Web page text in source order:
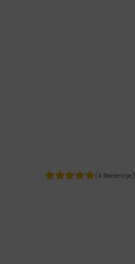
(4 Recenzije)